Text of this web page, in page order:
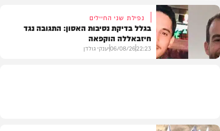
בארץ
נפילת שני החיילים
בגלל בדיקת נסיבות האסון: התגובה נגד
חיזבאללה הוקפאה
22:23
06/08/26יענקי גולדן